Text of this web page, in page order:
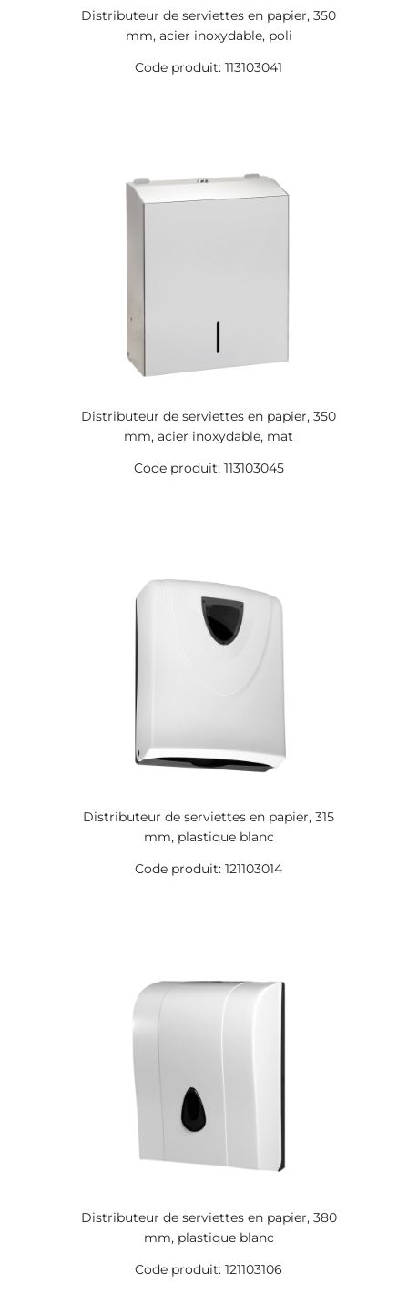
Distributeur de serviettes en papier, 350
mm, acier inoxydable, poli
Code produit: 113103041
Distributeur de serviettes en papier, 350
mm, acier inoxydable, mat
Code produit: 113103045
Distributeur de serviettes en papier, 315
mm, plastique blanc
Code produit: 121103014
Distributeur de serviettes en papier, 380
mm, plastique blanc
Code produit: 121103106